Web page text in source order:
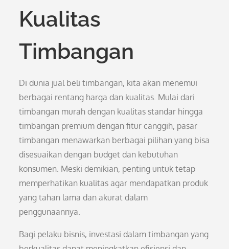
Kualitas
Timbangan
Di dunia jual beli timbangan, kita akan menemui
berbagai rentang harga dan kualitas. Mulai dari
timbangan murah dengan kualitas standar hingga
timbangan premium dengan fitur canggih, pasar
timbangan menawarkan berbagai pilihan yang bisa
disesuaikan dengan budget dan kebutuhan
konsumen. Meski demikian, penting untuk tetap
memperhatikan kualitas agar mendapatkan produk
yang tahan lama dan akurat dalam
penggunaannya.
Bagi pelaku bisnis, investasi dalam timbangan yang